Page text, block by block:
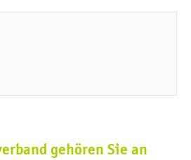
gehören Sie an